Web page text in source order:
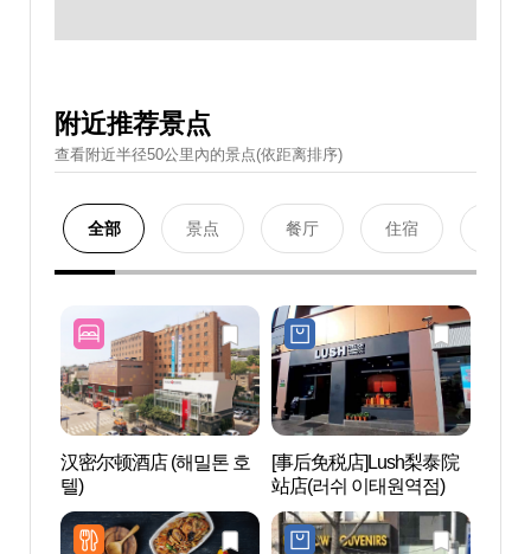
附近推荐景点
查看附近半径50公里內的景点(依距离排序)
全部 景点 餐厅 住宿
汉密尔顿酒店 (해밀톤 호
텔)
[事后免税店]Lush梨泰院
站店(러쉬 이태원역점)